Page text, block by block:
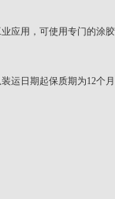
应用，可使用专门的涂
运日期起保质期为12个